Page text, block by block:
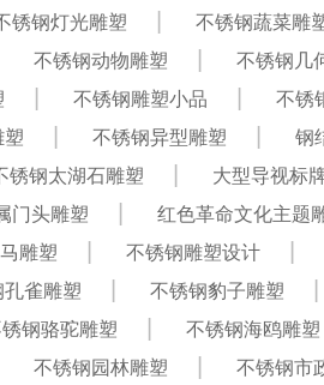
锈钢灯光雕塑 不锈钢蔬菜雕
不锈钢动物雕塑 不锈钢几
不锈钢雕塑小品 不锈
塑 不锈钢异型雕塑 钢
锈钢太湖石雕塑 大型导视标
门头雕塑 红色革命文化主题
雕塑 不锈钢雕塑设计
雀雕塑 不锈钢豹子雕塑
钢骆驼雕塑 不锈钢海鸥雕塑
不锈钢园林雕塑 不锈钢市